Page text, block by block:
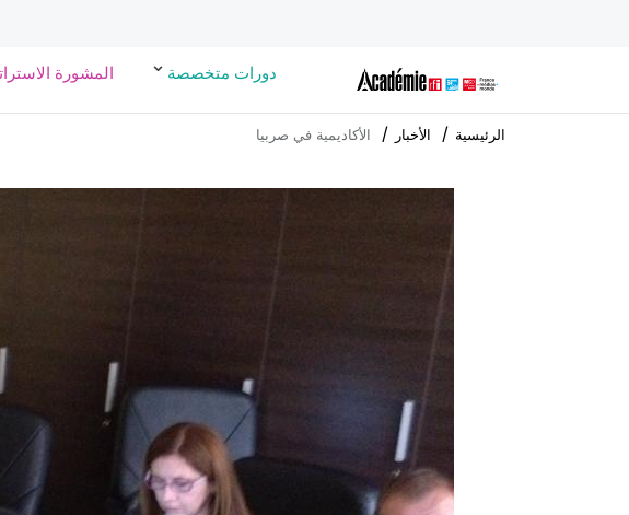
دورات متخصصة المشورة
الرئيسية الأخبار الأكاديمية في صربيا